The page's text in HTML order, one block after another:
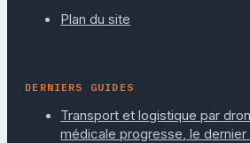
Plan du site
DERNIERS GUIDES
Transport et logistique par
médicale progresse, le